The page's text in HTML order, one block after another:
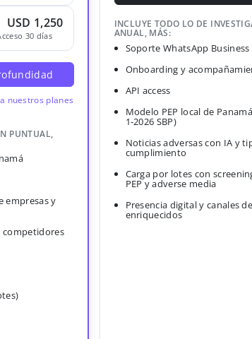
USD 1,250
30 días
nuestros planes
PUNTUAL,
empresas y
competidores
INCLUYE TODO LO DE
ANUAL, MÁS:
Soporte WhatsApp Business
Onboarding y
API access
Modelo PEP local de
1-2026 SBP)
Noticias adversas con IA y
cumplimiento
Carga por lotes con
PEP y adverse media
Presencia digital y canales
enriquecidos